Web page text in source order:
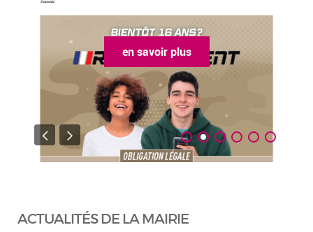
en savoir plus
ACTUALITÉS DE LA MAIRIE